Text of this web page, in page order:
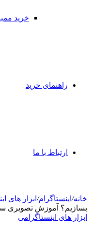
خرید
راهنمای خرید
ارتباط با ما
خانه/ اینستاگرام/ ابزار های
بسازیم؟ آموزش تصویری
ابزار های اینستاگرامی